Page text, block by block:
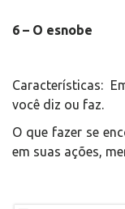
6 – O esnobe
Características:
você diz ou faz.
O que fazer se
em suas ações,